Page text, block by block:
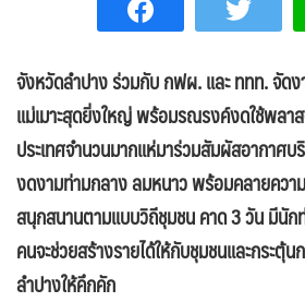
จังหวัดลำปาง ร่วมกับ กฟผ. และ ททท. จัดง
แม่เมาะสุดยิ่งใหญ่ พร้อมรณรงค์งดใช้พลา
ประเทศจำนวนมากแห่มาร่วมสัมผัสอากาศ
งดงามท่ามกลาง ลมหนาว พร้อมคลายคว
สนุกสนานตามแบบวิถีชุมชน คาด 3 วัน มีนัก
คนจะช่วยสร้างรายได้ให้กับชุมชนและกระตุ้
ลำปางให้คึกคัก